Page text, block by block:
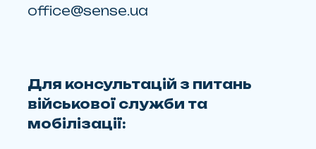
office@sense.ua
Для консультацій з питань
військової служби та
мобілізації: